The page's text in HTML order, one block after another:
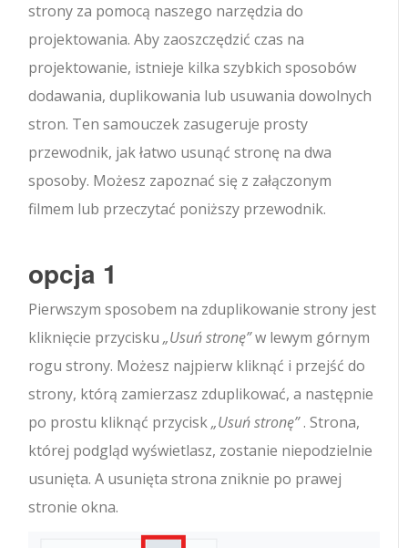
strony za pomocą naszego narzędzia do
projektowania. Aby zaoszczędzić czas na
projektowanie, istnieje kilka szybkich sposobów
dodawania, duplikowania lub usuwania dowolnych
stron. Ten samouczek zasugeruje prosty
przewodnik, jak łatwo usunąć stronę na dwa
sposoby. Możesz zapoznać się z załączonym
filmem lub przeczytać poniższy przewodnik.
opcja 1
Pierwszym sposobem na zduplikowanie strony jest
kliknięcie przycisku„Usuń stronę”w lewym górnym
rogu strony. Możesz najpierw kliknąć i przejść do
strony, którą zamierzasz zduplikować, a następnie
po prostu kliknąć przycisk„Usuń stronę”. Strona,
której podgląd wyświetlasz, zostanie niepodzielnie
usunięta. A usunięta strona zniknie po prawej
stronie okna.